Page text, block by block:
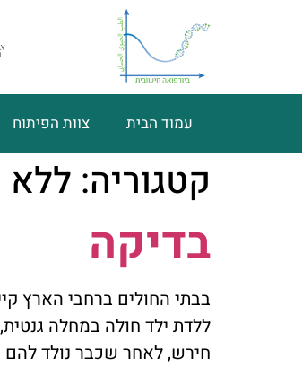
עמוד הבית צוות הפיתוח
קטגוריה: ללא
בדיקה
בבתי החולים ברחבי הארץ
ללדת ילד חולה במחלה
חירש, לאחר שכבר נולד